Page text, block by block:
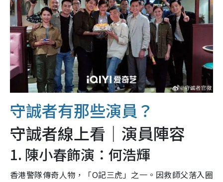
守誠者有那些演員？
守誠者線上看｜演員陣容
1. 陳小春飾演：何浩輝
香港警隊傳奇人物，「O記三虎」之一。因救師父落入圈